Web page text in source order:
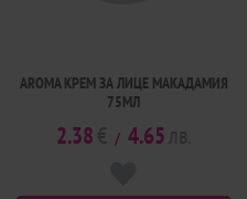
AROMA КРЕМ ЗА ЛИЦЕ МАКАДАМИЯ
75МЛ
2.38 / 4.65